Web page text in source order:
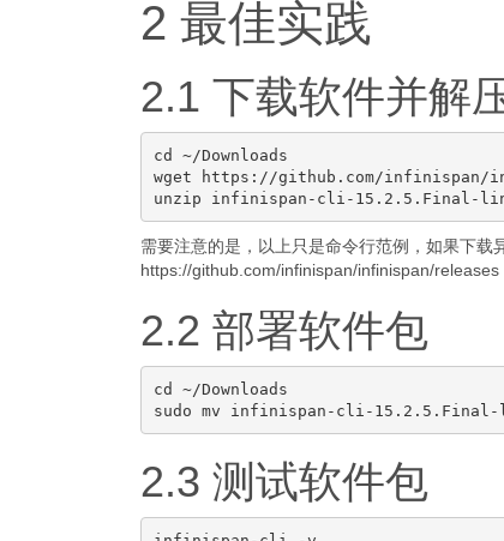
2 最佳实践
2.1 下载软件并解
cd ~/Downloads
wget https://github.com/infinispan/
需要注意的是，以上只是命令行范例，如果下载
https://github.com/infinispan/infinispan/releases
2.2 部署软件包
cd ~/Downloads
2.3 测试软件包